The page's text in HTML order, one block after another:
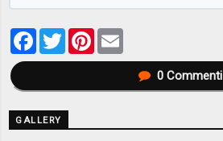
Facebook
TwitterPinterest
0Commenti
GALLERY